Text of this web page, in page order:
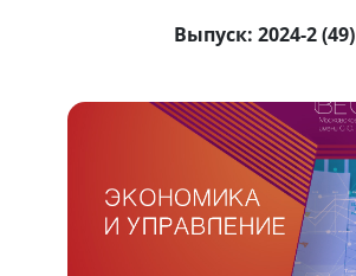
Выпуск:2024-2 (49)